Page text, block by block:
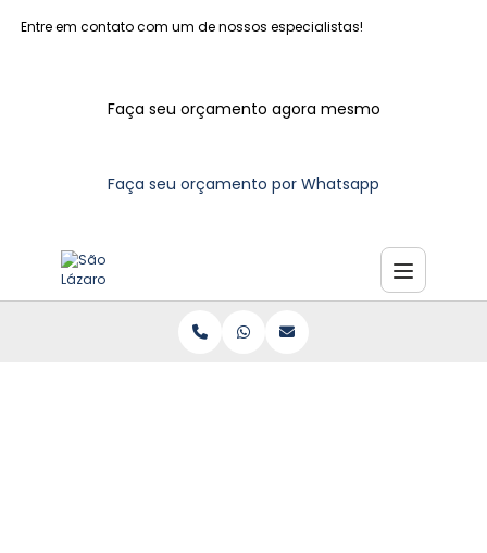
Entre em contato com um de nossos especialistas!
Faça seu orçamento agora mesmo
Faça seu orçamento por Whatsapp